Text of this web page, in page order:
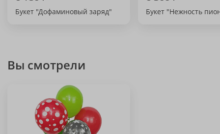
Букет "Дофаминовый заряд" Букет "Нежность
Вы смотрели